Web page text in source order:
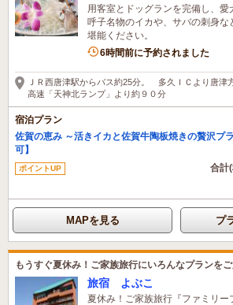
用客室とドッグランを完備し、愛
呼子名物のイカや、サバの刺身な
堪能ください。
1名がこの宿を見ています
6時間前に予約されました
ＪＲ西唐津駅からバス約25分。 多久ＩＣより唐津
高速「天神北ランプ」より約９０分
宿泊プラン
佐賀の恵み ～活きイカと佐賀牛陶板焼きの贅沢プ
可】
ポイントUP 合計
MAPを見る プ
もうすぐ夏休み！ご家族旅行にいろんなプランを
旅宿 よぶこ
夏休み！ご家族旅行『ファミリ